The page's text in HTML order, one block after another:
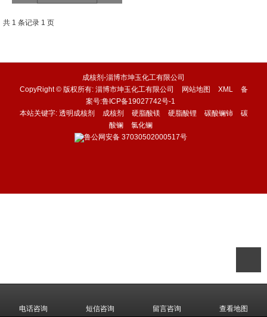
共 1 条记录 1 页
成核剂-淄博市坤玉化工有限公司
CopyRight © 版权所有: 淄博市坤玉化工有限公司 网站地图 XML
备
案号:鲁ICP备19027742号-1
本站关键字: 透明成核剂 成核剂 硬脂酸镁 硬脂酸锂 碳酸镧铈
碳
酸镧
氯化镧
鲁公网安备37030502000517号
电话咨询 短信咨询 留言咨询 查看地图